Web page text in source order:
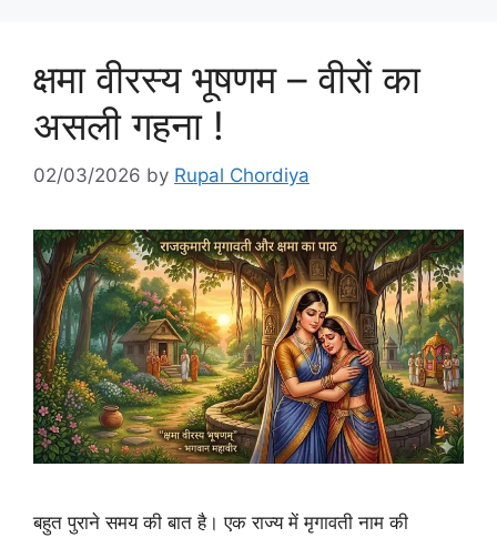
क्षमा वीरस्य भूषणम – वीरों का
असली गहना !
02/03/2026 by Rupal Chordiya
बहुत पुराने समय की बात है। एक राज्य में मृगावती नाम की